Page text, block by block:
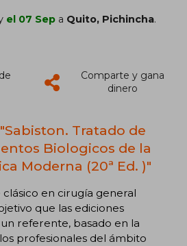
el 07 Sep a Quito, Pichincha.
Comparte y gana
dinero
Tratado de
Biologicos de la
Moderna (20ª Ed. )"
clásico en cirugía general
que las ediciones
referente, basado en la
profesionales del ámbito